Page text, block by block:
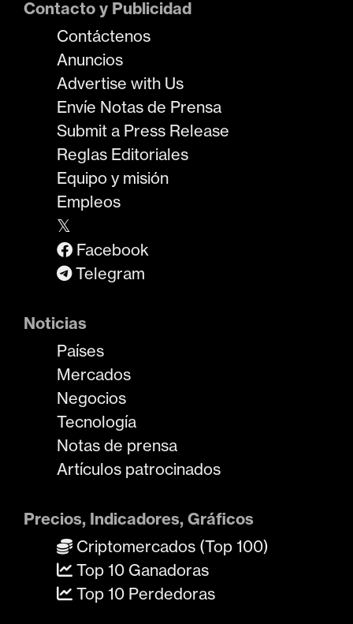
Contacto y Publicidad
Contáctenos
Anuncios
Advertise with Us
Envíe Notas de Prensa
Submit a Press Release
Reglas Editoriales
Equipo y misión
Empleos
𝕏
Facebook
Telegram
Noticias
Países
Mercados
Negocios
Tecnología
Notas de prensa
Artículos patrocinados
Precios, Indicadores, Gráficos
Criptomercados (Top 100)
Top 10 Ganadoras
Top 10 Perdedoras